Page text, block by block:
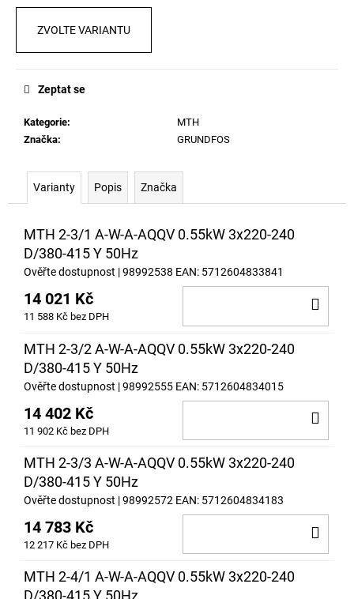
ZVOLTE VARIANTU
Kategorie:
MTH
Značka:
GRUNDFOS
Zeptat se
Varianty Popis Značka
MTH 2-3/1 A-W-A-AQQV 0.55kW 3x220-240
D/380-415 Y 50Hz
Ověřte dostupnost | 98992538 EAN: 5712604833841
14 021 Kč
11 588 Kč bez DPH
MTH 2-3/2 A-W-A-AQQV 0.55kW 3x220-240
D/380-415 Y 50Hz
Ověřte dostupnost | 98992555 EAN: 5712604834015
14 402 Kč
11 902 Kč bez DPH
MTH 2-3/3 A-W-A-AQQV 0.55kW 3x220-240
D/380-415 Y 50Hz
Ověřte dostupnost | 98992572 EAN: 5712604834183
14 783 Kč
12 217 Kč bez DPH
MTH 2-4/1 A-W-A-AQQV 0.55kW 3x220-240
D/380-415 Y 50Hz
u
m
e